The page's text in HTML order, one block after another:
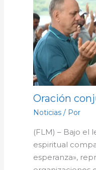
Oración
Noticias/ Por
(FLM) – Bajo el
espiritual
esperanza»,